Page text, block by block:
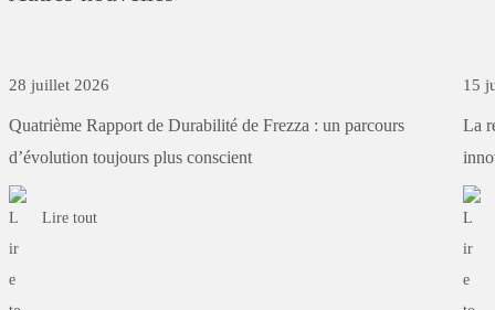
28 juillet 2026
Quatrième Rapport de Durabilité de Frezza : un parcours
d’évolution toujours plus conscient
Lire tout
15
La